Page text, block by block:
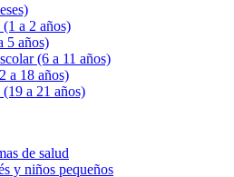
a 2 años)
5 años)
(6 a 11 años)
a 18 años)
a 21 años)
de salud
y niños pequeños